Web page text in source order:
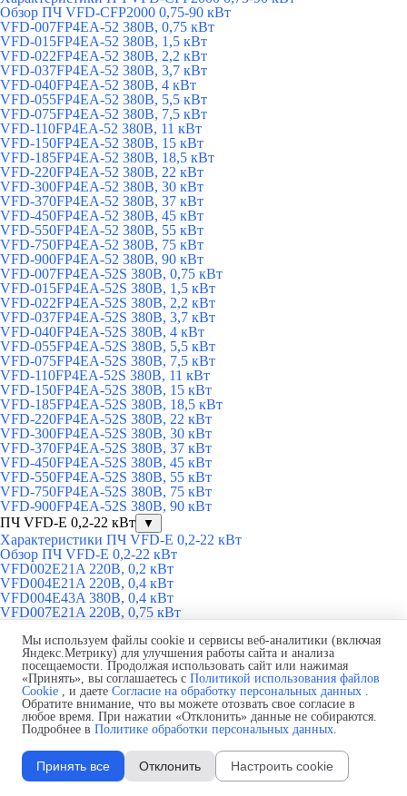
Обзор ПЧ VFD-CFP2000 0,75-90 кВт
VFD-007FP4EA-52 380В, 0,75 кВт
VFD-015FP4EA-52 380В, 1,5 кВт
VFD-022FP4EA-52 380В, 2,2 кВт
VFD-037FP4EA-52 380В, 3,7 кВт
VFD-040FP4EA-52 380В, 4 кВт
VFD-055FP4EA-52 380В, 5,5 кВт
VFD-075FP4EA-52 380В, 7,5 кВт
VFD-110FP4EA-52 380В, 11 кВт
VFD-150FP4EA-52 380В, 15 кВт
VFD-185FP4EA-52 380В, 18,5 кВт
VFD-220FP4EA-52 380В, 22 кВт
VFD-300FP4EA-52 380В, 30 кВт
VFD-370FP4EA-52 380В, 37 кВт
VFD-450FP4EA-52 380В, 45 кВт
VFD-550FP4EA-52 380В, 55 кВт
VFD-750FP4EA-52 380В, 75 кВт
VFD-900FP4EA-52 380В, 90 кВт
VFD-007FP4EA-52S 380В, 0,75 кВт
VFD-015FP4EA-52S 380В, 1,5 кВт
VFD-022FP4EA-52S 380В, 2,2 кВт
VFD-037FP4EA-52S 380В, 3,7 кВт
VFD-040FP4EA-52S 380В, 4 кВт
VFD-055FP4EA-52S 380В, 5,5 кВт
VFD-075FP4EA-52S 380В, 7,5 кВт
VFD-110FP4EA-52S 380В, 11 кВт
VFD-150FP4EA-52S 380В, 15 кВт
VFD-185FP4EA-52S 380В, 18,5 кВт
VFD-220FP4EA-52S 380В, 22 кВт
VFD-300FP4EA-52S 380В, 30 кВт
VFD-370FP4EA-52S 380В, 37 кВт
VFD-450FP4EA-52S 380В, 45 кВт
VFD-550FP4EA-52S 380В, 55 кВт
VFD-750FP4EA-52S 380В, 75 кВт
VFD-900FP4EA-52S 380В, 90 кВт
ПЧ VFD-E 0,2-22 кВт
▼
Характеристики ПЧ VFD-E 0,2-22 кВт
Обзор ПЧ VFD-E 0,2-22 кВт
VFD002E21A 220В, 0,2 кВт
VFD004E21A 220В, 0,4 кВт
VFD004E43A 380В, 0,4 кВт
VFD007E21A 220В, 0,75 кВт
VFD015E21A 220В, 1,5 кВт
VFD015E43A 380В, 1,5 кВт
VFD022E21A 220В, 2,2 кВт
VFD002E21P 220В, 0,2 кВт
VFD004E21P 220В, 0,4 кВт
VFD007E21P 220В, 0,75 кВт
VFD002E21T 220В, 0,2 кВт
VFD007E21T 220В, 0,75 кВт
VFD022E43A 380В, 2,2 кВт
VFD037E43A 380В, 3,7 кВт
Мы используем файлы cookie и сервисы веб-аналитики (включая
Яндекс.Метрику) для улучшения работы сайта и анализа
посещаемости. Продолжая использовать сайт или нажимая
«Принять», вы соглашаетесь с Политикой использования файлов
Cookie , и даете Согласие на обработку персональных данных .
Обратите внимание, что вы можете отозвать свое согласие в
любое время. При нажатии «Отклонить» данные не собираются.
Подробнее в Политике обработки персональных данных.
Принять все Отклонить Настроить cookie